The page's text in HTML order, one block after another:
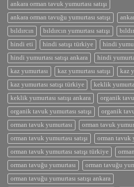
ankara orman tavuk yumurtası satışı
ankara orman tavuğu yumurtası satışı
bıldırcın
bıldırcın yumurtası satışı
hindi eti
hindi satışı türkiye
hindi
hindi yumurtası satışı ankara
hindi
kaz yumurtası
kaz yumurtası satışı
kaz
kaz yumurtası satışı türkiye
keklik
keklik yumurtası satışı ankara
organik
organik tavuk yumurtası satışı
organik
orman tavuk yumurtası
orman tavuk
orman tavuk yumurtası satışı
orman tavuk
orman tavuk yumurtası satışı türkiye
orman tavuğu yumurtası
orman tavuğu
orman tavuğu yumurtası satışı ankara